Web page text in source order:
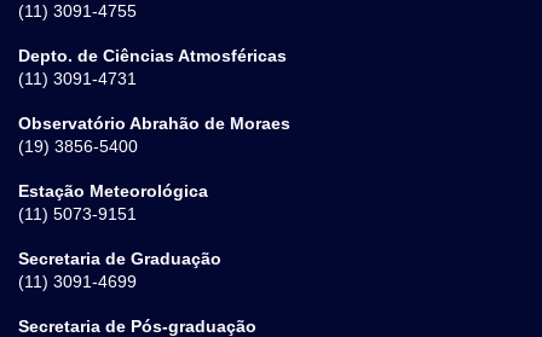
(11) 3091-4755
Depto. de Ciências Atmosféricas
(11) 3091-4731
Observatório Abrahão de Moraes
(19) 3856-5400
Estação Meteorológica
(11) 5073-9151
Secretaria de Graduação
(11) 3091-4699
Secretaria de Pós-graduação